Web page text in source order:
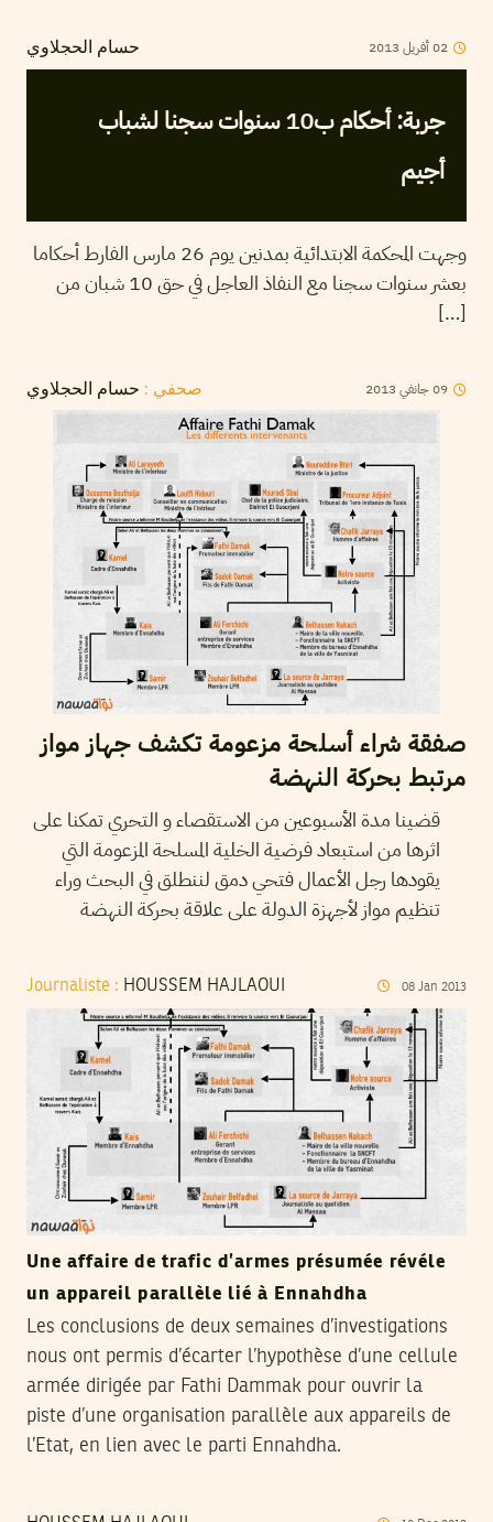
حسام الحجلاوي 02أفريل 2013
جربة: أحكام ب10 سنوات سجنا لشباب
أجيم
وجهت المحكمة الابتدائية بمدنين يوم 26 مارس الفارط أحكاما
بعشر سنوات سجنا مع النفاذ العاجل في حق 10 شبان من
[…]
صحفي : حسام الحجلاوي 09جانفي 2013
صفقة شراء أسلحة مزعومة تكشف جهاز مواز
مرتبط بحركة النهضة
قضينا مدة الأسبوعين من الاستقصاء و التحري تمكنا على
اثرها من استبعاد فرضية الخلية المسلحة المزعومة التي
يقودها رجل الأعمال فتحي دمق لننطلق في البحث وراء
تنظيم مواز لأجهزة الدولة على علاقة بحركة النهضة
Journaliste : HOUSSEM HAJLAOUI 08 Jan 2013
Une affaire de trafic d’armes présumée révéle
un appareil parallèle lié à Ennahdha
Les conclusions de deux semaines d’investigations
nous ont permis d’écarter l’hypothèse d’une cellule
armée dirigée par Fathi Dammak pour ouvrir la
piste d’une organisation parallèle aux appareils de
l’Etat, en lien avec le parti Ennahdha.